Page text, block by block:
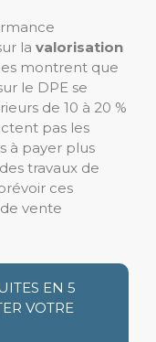
la valorisation
montrent que
le DPE se
de 10 à 20 %
pas les
à payer plus
travaux de
ces
vente
EN 5
VOTRE